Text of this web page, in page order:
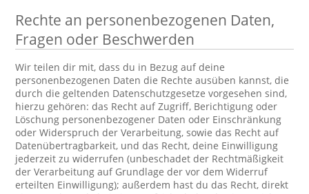
Rechte an personenbezogenen Daten,
Fragen oder Beschwerden
Wir teilen dir mit, dass du in Bezug auf deine
personenbezogenen Daten die Rechte ausüben kannst, die
durch die geltenden Datenschutzgesetze vorgesehen sind,
hierzu gehören: das Recht auf Zugriff, Berichtigung oder
Löschung personenbezogener Daten oder Einschränkung
oder Widerspruch der Verarbeitung, sowie das Recht auf
Datenübertragbarkeit, und das Recht, deine Einwilligung
jederzeit zu widerrufen (unbeschadet der Rechtmäßigkeit
der Verarbeitung auf Grundlage der vor dem Widerruf
erteilten Einwilligung); außerdem hast du das Recht, direkt